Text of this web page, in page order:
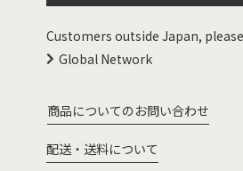
Customers outside Japan,
Global Network
商品についてのお問い合わせ
配送・送料について